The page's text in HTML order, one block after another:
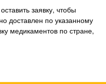
заявку, чтобы
доставлен по указанному
медикаментов по стране,